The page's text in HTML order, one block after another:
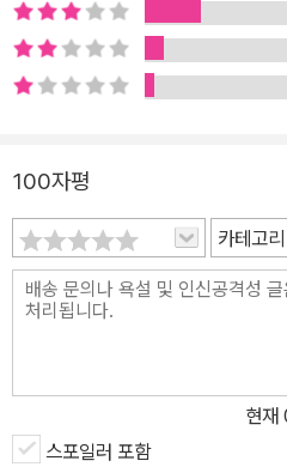
에노모토가 추리를 진행하는 스토
롭게 시도한 방식이다. 폭력조직 사무실에는 6개의 잠금장치가 있고,
창문에는 스테인리스 격자 모양의
「거울나라의 살인」은 저자가 반 이
책에서 가장 까다롭게 여겨질 수 있
저 이루어지고 나중에 잡지 연재를
본 원고를 쓸 때 영상본을 참고했다
사건이 발생하는데, 전시실에 설치된
같은 작품이라 할 수 있겠다. 까르
등 귀중한 앤티크 시계가 주요 소재
100자평
카테고리
현재
스포일러 포함